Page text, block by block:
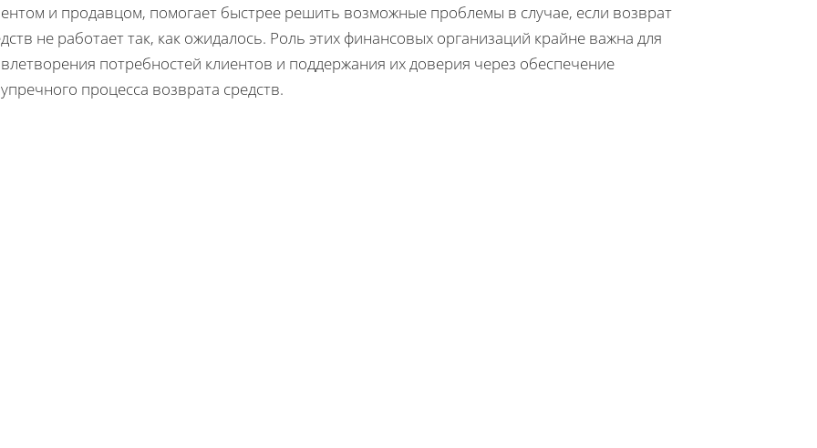
и продавцом, помогает быстрее решить возможные проблемы в случае, если возврат
не работает так, как ожидалось. Роль этих финансовых организаций крайне важна для
потребностей клиентов и поддержания их доверия через обеспечение
процесса возврата средств.